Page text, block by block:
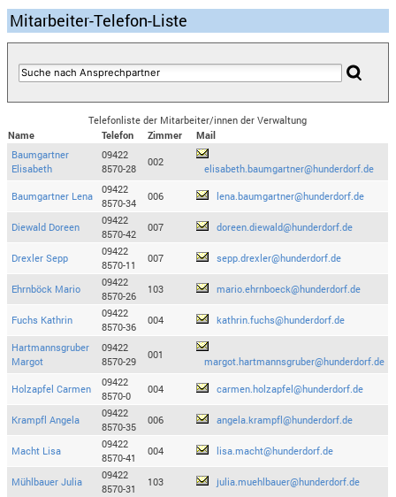
Mitarbeiter-Telefon-Liste
Telefonliste der Mitarbeiter/innen der Verwaltung
Name
Telefon Zimmer
Mail
Baumgartner
Elisabeth
09422
8570-28
002
elisabeth.baumgartner@hunderdorf.de
Baumgartner Lena
09422
8570-34
006 lena.baumgartner@hunderdorf.de
Diewald Doreen
09422
8570-42
007 doreen.diewald@hunderdorf.de
Drexler Sepp
09422
8570-11
007 sepp.drexler@hunderdorf.de
Ehrnböck Mario
09422
8570-26
103 mario.ehrnboeck@hunderdorf.de
Fuchs Kathrin
09422
8570-36
004 kathrin.fuchs@hunderdorf.de
Hartmannsgruber
Margot
09422
8570-29
001
margot.hartmannsgruber@hunderdorf.de
Holzapfel Carmen
09422
8570-0
004 carmen.holzapfel@hunderdorf.de
Krampfl Angela
09422
8570-35
006 angela.krampfl@hunderdorf.de
Macht Lisa
09422
8570-41
004 lisa.macht@hunderdorf.de
Mühlbauer Julia
09422
8570-31
103 julia.muehlbauer@hunderdorf.de